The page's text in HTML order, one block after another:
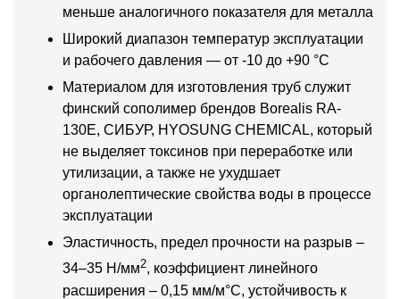
меньше аналогичного показателя для металла
Широкий диапазон температур эксплуатации
и рабочего давления — от -10 до +90 °C
Материалом для изготовления труб служит
финский сополимер брендов Borealis RA-
130E, СИБУР, HYOSUNG CHEMICAL, который
не выделяет токсинов при переработке или
утилизации, а также не ухудшает
органолептические свойства воды в процессе
эксплуатации
Эластичность, предел прочности на разрыв –
34–35 Н/мм2, коэффициент линейного
расширения – 0,15 мм/м°С, устойчивость к